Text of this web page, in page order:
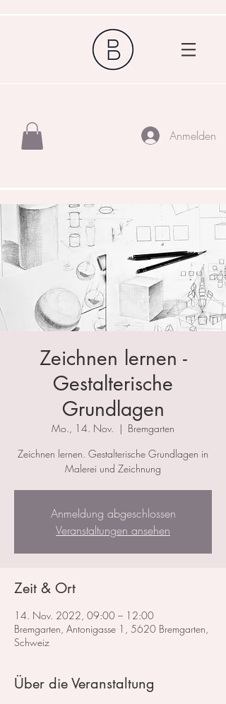
Anmelden
Zeichnen lernen -
Gestalterische
Grundlagen
Mo., 14. Nov.
  |
Bremgarten
Zeichnen lernen. Gestalterische Grundlagen in
Malerei und Zeichnung
Anmeldung abgeschlossen
Veranstaltungen ansehen
Zeit & Ort
14. Nov. 2022, 09:00 – 12:00
Bremgarten, Antonigasse 1, 5620 Bremgarten,
Schweiz
Über die Veranstaltung